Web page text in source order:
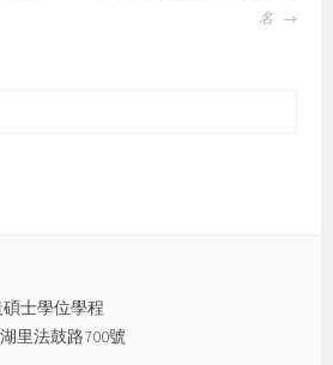
名
士學位學程
里法鼓路700號